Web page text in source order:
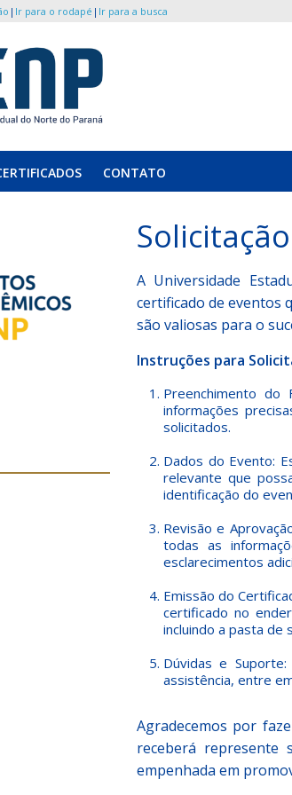
| Ir para o rodapé | Ir para a busca
CONTATO
A Universidade
certificado de eventos
são valiosas para o
Instruções para
Preenchimento do
informações
solicitados.
Dados do Evento:
relevante que
identificação do
Revisão e
todas as
esclarecimentos
Emissão do
certificado no
incluindo a pasta de
Dúvidas e
assistência, entre
Agradecemos por
receberá represente
empenhada em